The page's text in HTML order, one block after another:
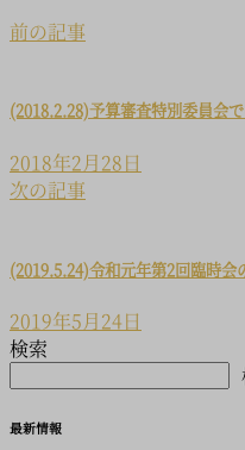
前の記事
(2018.2.28)予算審査特別委員会
2018年2月28日
次の記事
(2019.5.24)令和元年第2回臨時会
2019年5月24日
検索
最新情報